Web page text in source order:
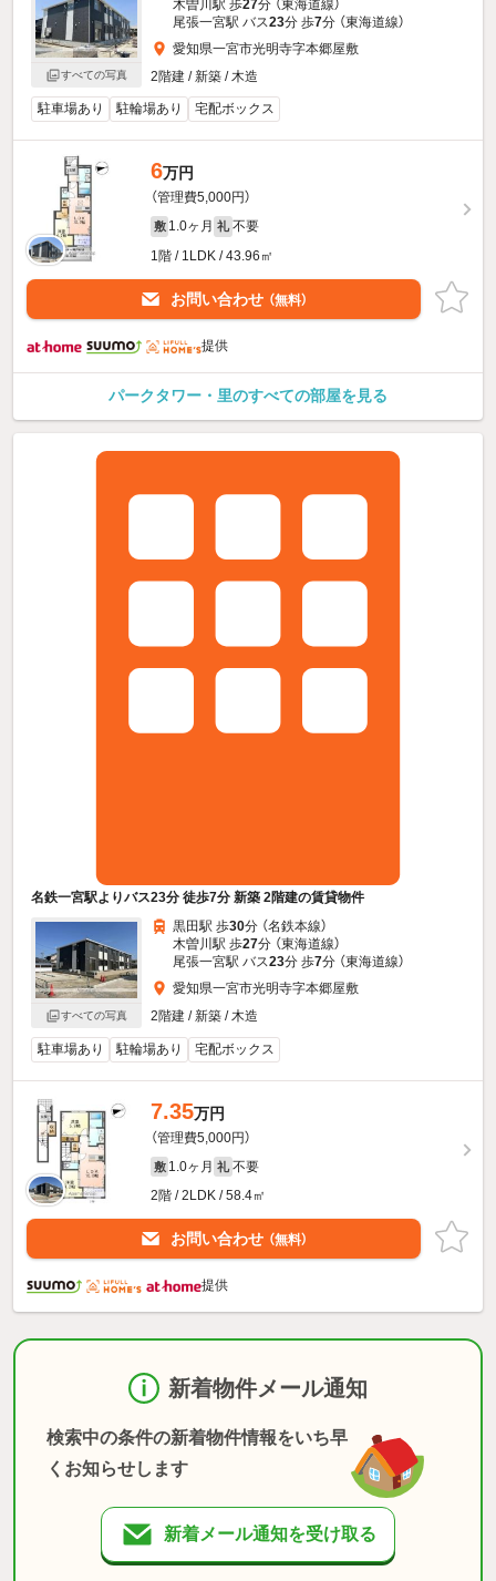
すべての写真
木曽川駅 歩27分 （東海道線）
尾張一宮駅 バス23分 歩7分 （東海道線）
愛知県一宮市光明寺字本郷屋敷
2階建 / 新築 / 木造
駐車場あり 駐輪場あり 宅配ボックス
6万円
（管理費5,000円）
敷 1.0ヶ月 礼 不要
1階 / 1LDK / 43.96㎡
お問い合わせ （無料）
提供
パークタワー・里のすべての部屋を見る
名鉄一宮駅よりバス23分 徒歩7分 新築 2階建の賃貸物件
すべての写真
黒田駅 歩30分 （名鉄本線）
木曽川駅 歩27分 （東海道線）
尾張一宮駅 バス23分 歩7分 （東海道線）
愛知県一宮市光明寺字本郷屋敷
2階建 / 新築 / 木造
駐車場あり 駐輪場あり 宅配ボックス
7.35万円
（管理費5,000円）
敷 1.0ヶ月 礼 不要
2階 / 2LDK / 58.4㎡
お問い合わせ （無料）
提供
新着物件メール通知
検索中の条件の新着物件情報をいち早
くお知らせします
新着メール通知を受け取る